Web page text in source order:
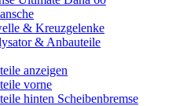
& Kreuzgelenke
& Anbauteile
anzeigen
vorne
hinten Scheibenbremse